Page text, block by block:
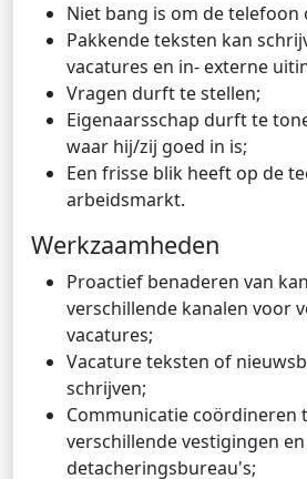
Niet bang is om de telefoon
Pakkende teksten kan
vacatures en in- externe
Vragen durft te stellen;
Eigenaarsschap durft te
waar hij/zij goed in is;
Een frisse blik heeft op de
arbeidsmarkt.
Werkzaamheden
Proactief benaderen van
verschillende kanalen voor
vacatures;
Vacature teksten of
schrijven;
Communicatie coördineren
verschillende vestigingen en
detacheringsbureau's;